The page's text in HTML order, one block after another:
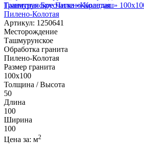
Гранитная Брусчатка «Карандаш»
Пилено-Колотая
Артикул: 1250641
Месторождение
Ташмурунское
Обработка гранита
Пилено-Колотая
Размер гранита
100х100
Толщина / Высота
50
Длина
100
Ширина
100
Цена за: м2